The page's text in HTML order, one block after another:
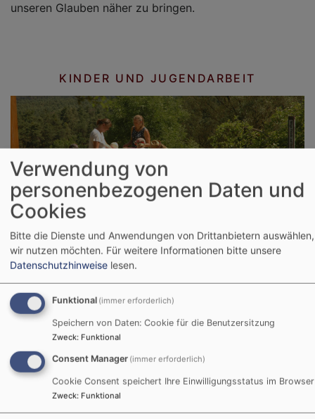
unseren Glauben näher zu bringen.
KINDER UND JUGENDARBEIT
Kinder und Jugendliche haben einen ganz anderen
Blick auf Dinge des Lebens und des Glaubens. Ihr
Gespür für den Glauben zu fördern und selbst dabei
für den Glauben zu lernen, das ist Anliegen unserer
Die inhaltlichen Schwerpunkte unserer Kindergärten St.
Verwendung von
personenbezogenen Daten und
Cookies
Bitte die Dienste und Anwendungen von Drittanbietern
wir nutzen möchten. Für weitere Informationen bitte unsere
Datenschutzhinweise lesen.
Funktional (immer erforderlich)
Speichern von Daten: Cookie für die Benutzersitzung
Zweck: Funktional
Consent Manager (immer erforderlich)
Cookie Consent speichert Ihre Einwilligungsstatus im Browser
Zweck: Funktional